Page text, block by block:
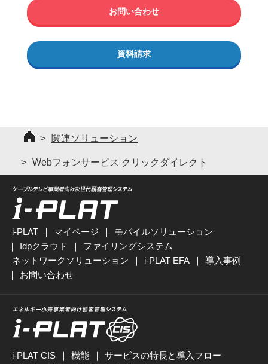
お問い合わせ
資料請求
関連ソリューション
Webフォンサービス クリックダイレクト
i-PLAT マイページ
モバイルソリューション
Idpクラウド
ファイリングシステム
ネットワークソリューション
i-PLAT EFA
導入事例
お問い合わせ
i-PLAT CIS 機能
サービスの特長と導入フロー